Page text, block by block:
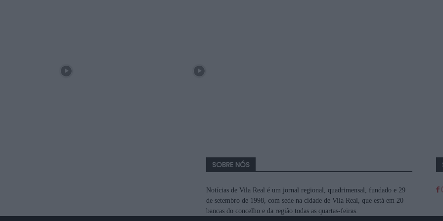
SOBRE NÓS
Notícias de Vila Real é um jornal regional, quadrimensal, fundado e 29
de setembro de 1998, com sede na cidade de Vila Real, que está em 20
bancas do concelho e da região todas as quartas-feiras.